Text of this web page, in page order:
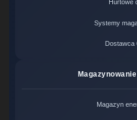
Hurtowe
Systemy
Dostawca
Magazyn